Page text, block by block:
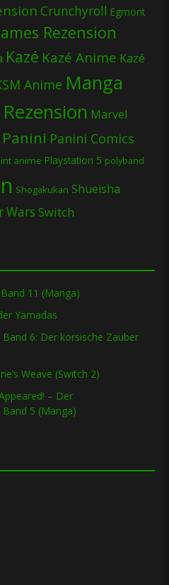
Crunchyroll Egmont
Rezension
Kazé Kazé Anime Kazé
Anime Manga
Marvel
Panini Panini Comics
anime Playstation 5 polyband
Shogakukan Shueisha
Wars Switch
11 (Manga)
Yamadas
6: Der korsische Zauber
Weave (Switch 2)
– Der
5 (Manga)